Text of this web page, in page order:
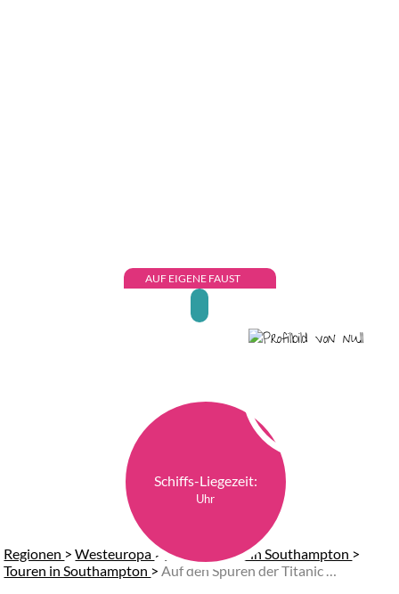
AUF EIGENE FAUST
Schiffs-Liegezeit:
Uhr
Regionen >Westeuropa >Landausflüge in Southampton >
Touren in Southampton > Auf den Spuren der Titanic (Start am Hafen)